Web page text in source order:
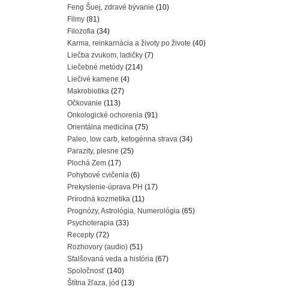
Feng Šuej, zdravé bývanie (10)
Filmy (81)
Filozofia (34)
Karma, reinkarnácia a životy po živote (40)
Liečba zvukom, ladičky (7)
Liečebné metódy (214)
Liečivé kamene (4)
Makrobiotika (27)
Očkovanie (113)
Onkologické ochorenia (91)
Orientálna medicína (75)
Paleo, low carb, ketogénna strava (34)
Parazity, plesne (25)
Plochá Zem (17)
Pohybové cvičenia (6)
Prekyslenie-úprava PH (17)
Prírodná kozmetika (11)
Prognózy, Astrológia, Numerológia (65)
Psychoterapia (33)
Recepty (72)
Rozhovory (audio) (51)
Sfalšovaná veda a história (67)
Spoločnosť (140)
Štítna žľaza, jód (13)